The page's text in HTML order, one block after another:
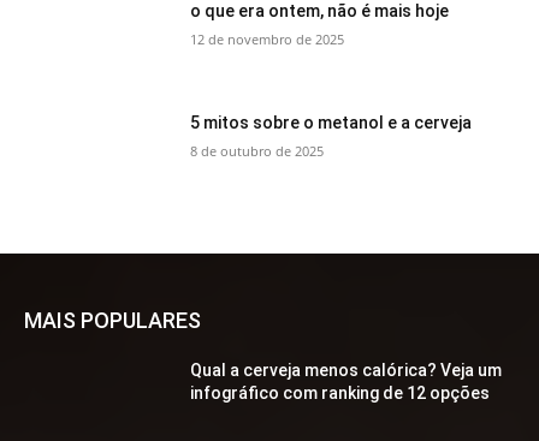
o que era ontem, não é mais hoje
12 de novembro de 2025
5 mitos sobre o metanol e a cerveja
8 de outubro de 2025
MAIS POPULARES
Qual a cerveja menos calórica? Veja um
infográfico com ranking de 12 opções